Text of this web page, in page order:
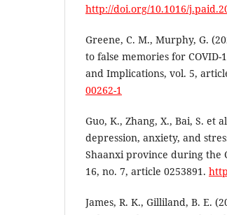
http://doi.org/10.1016/
Greene, C. M., Murphy, G.
to false memories for
and Implications, vol. 5,
00262-1
Guo, K., Zhang, X., Bai, S. et
depression, anxiety, and
Shaanxi province during the
16, no. 7, article 0253891.
James, R. K., Gilliland, B. E.